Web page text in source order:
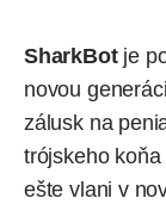
SharkBot je
novou
zálusk na
trójskeho
ešte vlani v